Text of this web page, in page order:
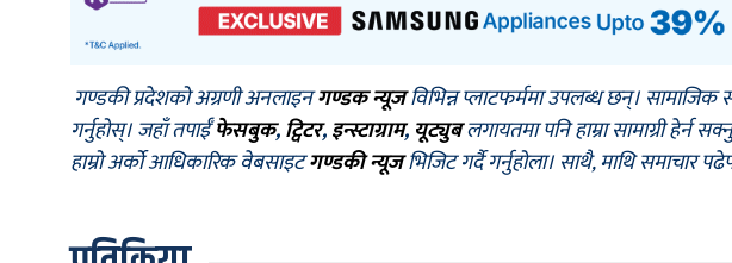
गण्डकी प्रदेशको अग्रणी अनलाइनगण्डक न्यूजविभिन्न प्लाटफर्ममा उपलब्ध छन्। सामाजिक
गर्नुहोस्। जहाँ तपाईँफेसबुक,ट्विटर,इन्स्टाग्राम, यूट्युबलगायतमा पनि हाम्रा सामाग्री हेर्न
हाम्रो अर्को आधिकारिक वेबसाइटगण्डकी न्यूजभिजिट गर्दै गर्नुहोला। साथै, माथि समाचार